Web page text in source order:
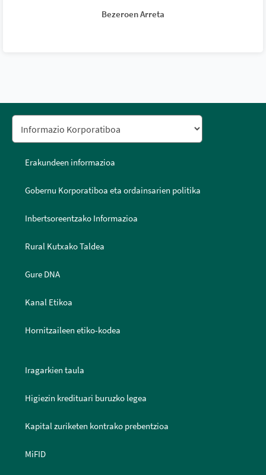
Bezeroen Arreta
Erakundeen informazioa
Gobernu Korporatiboa eta ordainsarien politika
Inbertsoreentzako Informazioa
Rural Kutxako Taldea
Gure DNA
Kanal Etikoa
Hornitzaileen etiko-kodea
Iragarkien taula
Higiezin kredituari buruzko legea
Kapital zuriketen kontrako prebentzioa
MiFID